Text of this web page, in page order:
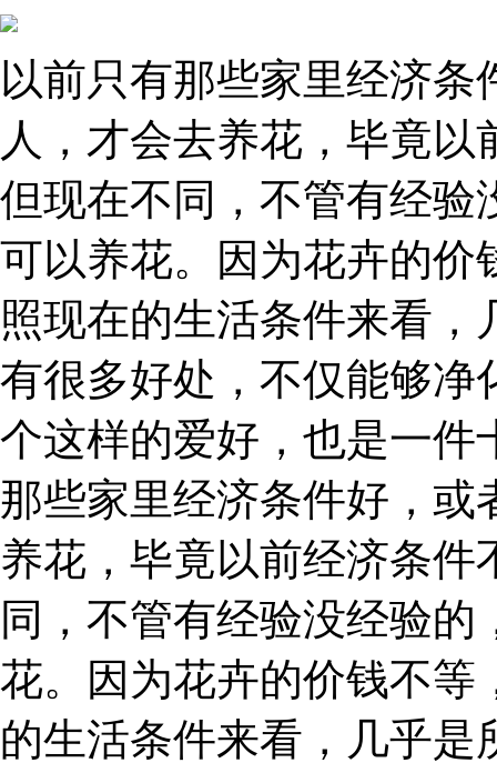
以前只有那些家里经济
人，才会去养花，毕竟
但现在不同，不管有经验
可以养花。因为花卉的价
照现在的生活条件来看
有很多好处，不仅能够净
个这样的爱好，也是一件
那些家里经济条件好，或
养花，毕竟以前经济条
同，不管有经验没经验
花。因为花卉的价钱不等
的生活条件来看，几乎